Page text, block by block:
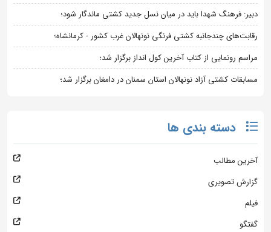
دبیر: فرهنگ شهدا باید در میان نسل جدید کشتی ماندگار شود؛
رقابت‌های چندجانبه کشتی فرنگی نونهالان غرب کشور - کرمانشاه؛
مراسم رونمایی از کتاب آخرین کول انداز برگزار شد؛
مسابقات کشتی آزاد نونهالان استان سمنان در دامغان برگزار شد؛
دسته بندی ها
آخرین مطالب
گزارش تصویری
فیلم
گفتگو